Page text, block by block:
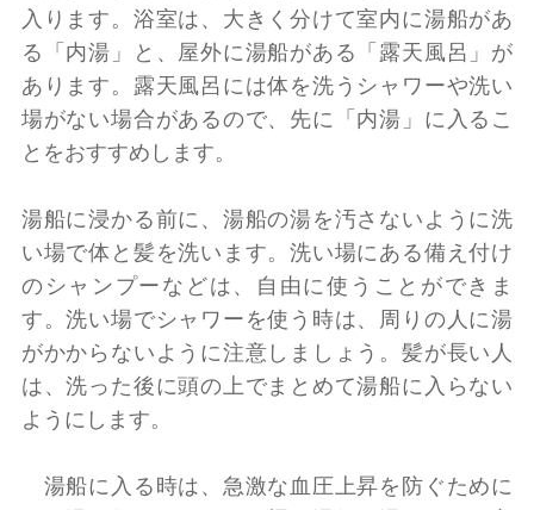
入ります。浴室は、大きく分けて室内に湯船があ
る「内湯」と、屋外に湯船がある「露天風呂」が
あります。露天風呂には体を洗うシャワーや洗い
場がない場合があるので、先に「内湯」に入るこ
とをおすすめします。
湯船に浸かる前に、湯船の湯を汚さないように洗
い場で体と髪を洗います。洗い場にある備え付け
のシャンプーなどは、自由に使うことができま
す。洗い場でシャワーを使う時は、周りの人に湯
がかからないように注意しましょう。髪が長い人
は、洗った後に頭の上でまとめて湯船に入らない
ようにします。
湯船に入る時は、急激な血圧上昇を防ぐために